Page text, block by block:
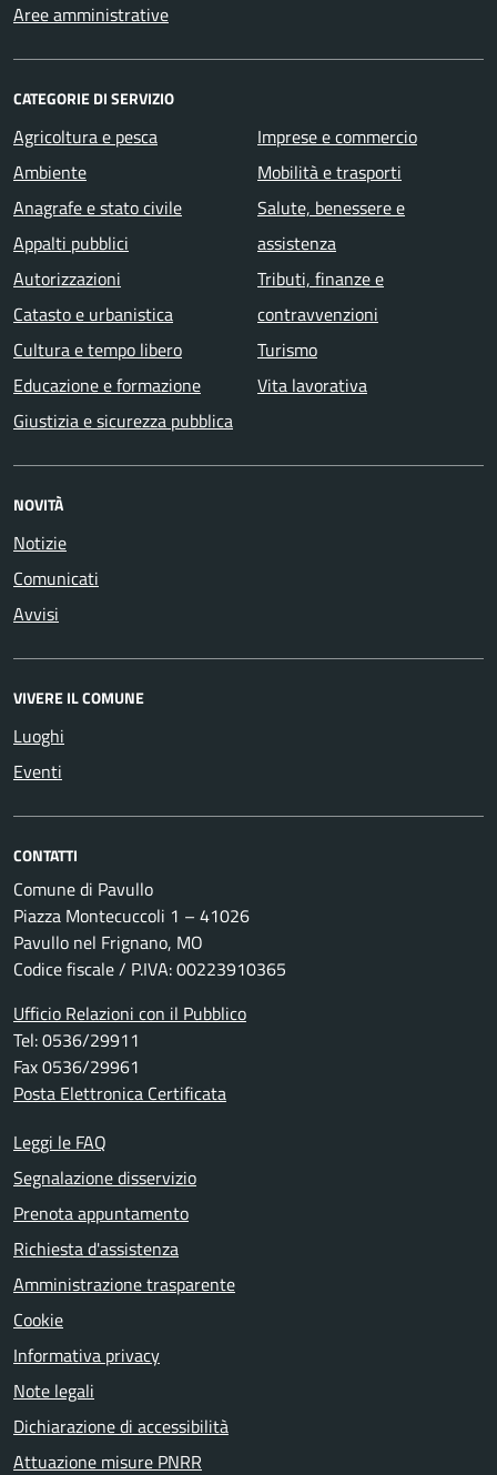
Aree amministrative
CATEGORIE DI SERVIZIO
Agricoltura e pesca
Ambiente
Anagrafe e stato civile
Appalti pubblici
Autorizzazioni
Catasto e urbanistica
Cultura e tempo libero
Educazione e formazione
Giustizia e sicurezza pubblica
Imprese e commercio
Mobilità e trasporti
Salute, benessere e
assistenza
Tributi, finanze e
contravvenzioni
Turismo
Vita lavorativa
NOVITÀ
Notizie
Comunicati
Avvisi
VIVERE IL COMUNE
Luoghi
Eventi
CONTATTI
Comune di Pavullo
Piazza Montecuccoli 1 – 41026
Pavullo nel Frignano, MO
Codice fiscale / P.IVA: 00223910365
Ufficio Relazioni con il Pubblico
Tel: 0536/29911
Fax 0536/29961
Posta Elettronica Certificata
Leggi le FAQ
Segnalazione disservizio
Prenota appuntamento
Richiesta d'assistenza
Amministrazione trasparente
Cookie
Informativa privacy
Note legali
Dichiarazione di accessibilità
Attuazione misure PNRR